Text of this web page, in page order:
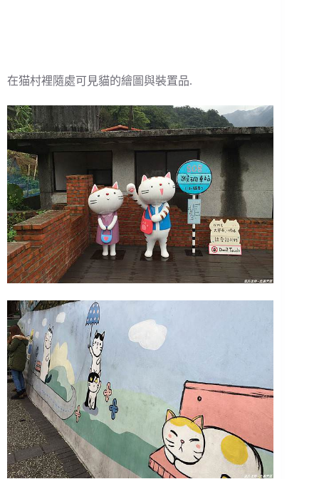
在猫村裡隨處可見貓的繪圖與裝置品.